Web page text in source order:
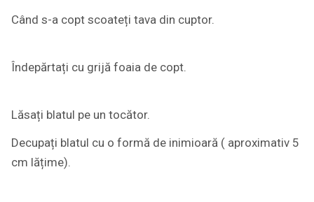
Când s-a copt scoateți tava din cuptor.
Îndepărtați cu grijă foaia de copt.
Lăsați blatul pe un tocător.
Decupați blatul cu o formă de inimioară ( aproximativ 5
cm lățime).